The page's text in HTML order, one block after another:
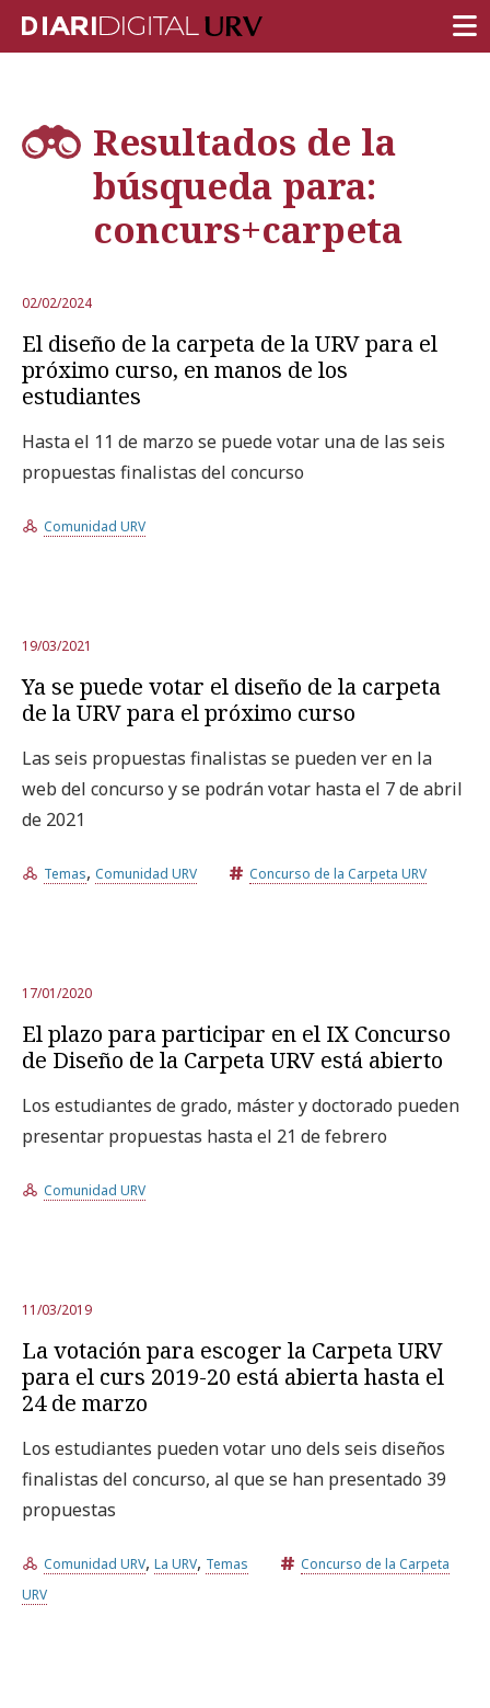
INVESTIGACIÓN
DOCENCIA
INSTITUCIÓN
REPORTAJES
Ámbitos universitarios
ESPAÑOL CATALÀ ENGLISH
Resultados de la
búsqueda para:
concurs+carpeta
02/02/2024
El diseño de la carpeta de la URV para el
próximo curso, en manos de los
estudiantes
Hasta el 11 de marzo se puede votar una de las seis
propuestas finalistas del concurso
Comunidad URV
19/03/2021
Ya se puede votar el diseño de la carpeta
de la URV para el próximo curso
Las seis propuestas finalistas se pueden ver en la
web del concurso y se podrán votar hasta el 7 de abril
de 2021
Temas, Comunidad URV Concurso de la Carpeta URV
17/01/2020
El plazo para participar en el IX Concurso
de Diseño de la Carpeta URV está abierto
Los estudiantes de grado, máster y doctorado pueden
presentar propuestas hasta el 21 de febrero
Comunidad URV
11/03/2019
La votación para escoger la Carpeta URV
para el curs 2019-20 está abierta hasta el
24 de marzo
Los estudiantes pueden votar uno dels seis diseños
finalistas del concurso, al que se han presentado 39
propuestas
Comunidad URV, La URV, Temas
Concurso de la Carpeta
URV